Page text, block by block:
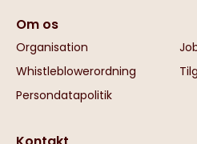
Om os
Organisation
Whistleblowerordning
Persondatapolitik